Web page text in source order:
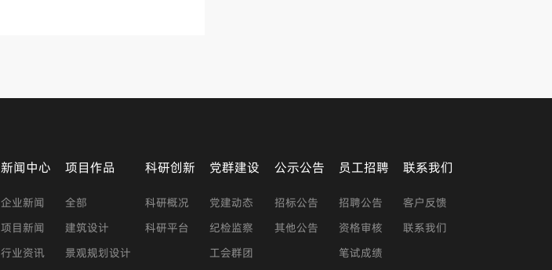
新闻中心
企业新闻
项目新闻
行业资讯
项目作品
全部
建筑设计
景观规划设计
科研创新
科研概况
科研平台
党群建设
党建动态
纪检监察
工会群团
公示公告
招标公告
其他公告
员工招聘
招聘公告
资格审核
笔试成绩
联系我们
客户反馈
联系我们